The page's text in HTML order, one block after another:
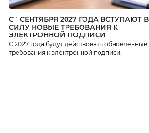
С 1 СЕНТЯБРЯ 2027 ГОДА ВСТУПАЮТ В
СИЛУ НОВЫЕ ТРЕБОВАНИЯ К
ЭЛЕКТРОННОЙ ПОДПИСИ
С 2027 года будут действовать обновленные
требования к электронной подписи.